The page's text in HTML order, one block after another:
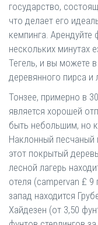
государство,
что делает его
кемпинга. Арендуйте
нескольких минутах
Тегель, и вы можете
деревянного пирса
Тонзее, примерно в
является хорошей
быть небольшим, но
Наклонный песчаный
этот покрытый
лесной лагерь
отеля (campervan £
запад находится
Хайдезен (от 3,50